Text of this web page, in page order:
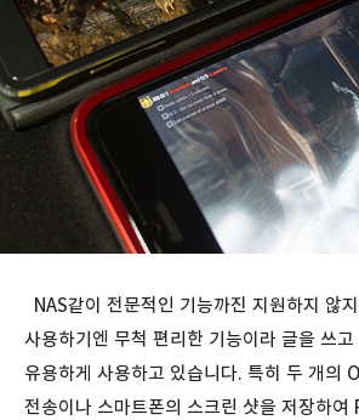
NAS같이 전문적인 기능까진 지원하지 않
사용하기엔 무척 편리한 기능이라 글을 쓰
유용하게 사용하고 있습니다. 특히 두 개의
전송이나 스마트폰의 스크린 샷을 저장하여